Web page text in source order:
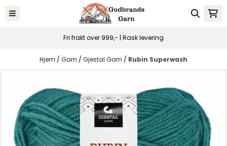
Hopp til innhold
Fri frakt over 999,- | Rask levering
Hjem / Garn / Gjestal Garn / Rubin Superwash